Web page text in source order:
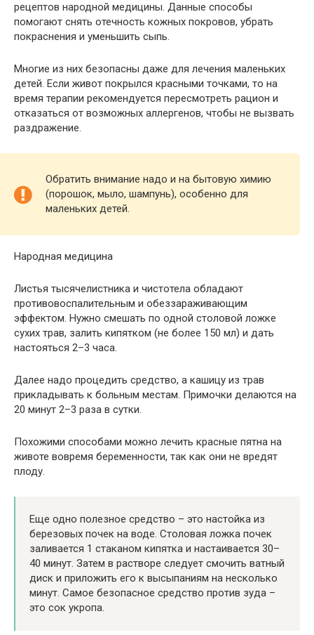
рецептов народной медицины. Данные способы
помогают снять отечность кожных покровов, убрать
покраснения и уменьшить сыпь.
Многие из них безопасны даже для лечения маленьких
детей. Если живот покрылся красными точками, то на
время терапии рекомендуется пересмотреть рацион и
отказаться от возможных аллергенов, чтобы не вызвать
раздражение.
Обратить внимание надо и на бытовую химию
(порошок, мыло, шампунь), особенно для
маленьких детей.
Народная медицина
Листья тысячелистника и чистотела обладают
противовоспалительным и обеззараживающим
эффектом. Нужно смешать по одной столовой ложке
сухих трав, залить кипятком (не более 150 мл) и дать
настояться 2–3 часа.
Далее надо процедить средство, а кашицу из трав
прикладывать к больным местам. Примочки делаются на
20 минут 2–3 раза в сутки.
Похожими способами можно лечить красные пятна на
животе вовремя беременности​, так как они не вредят
плоду.
Еще одно полезное средство – это настойка из
березовых почек на воде. Столовая ложка почек
заливается 1 стаканом кипятка и настаивается 30–
40 минут. Затем в растворе следует смочить ватный
диск и приложить его к высыпаниям на несколько
минут. Самое безопасное средство против зуда –
это сок укропа.